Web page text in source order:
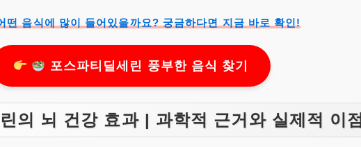
떤 음식에 많이 들어있을까요? 궁금하다면 지금 바로 확인!
포스파티딜세린 풍부한 음식 찾기
의 뇌 건강 효과 | 과학적 근거와 실제적 이점